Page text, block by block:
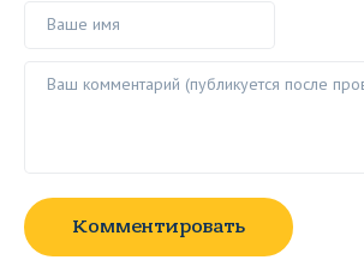
Комментировать